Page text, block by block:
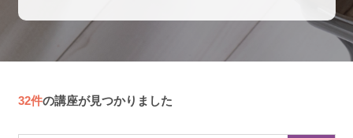
32件の講座が見つかりました